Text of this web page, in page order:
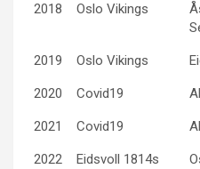
2018 Oslo Vikings
2019 Oslo Vikings
2020 Covid19
2021 Covid19
2022 Eidsvoll 1814s